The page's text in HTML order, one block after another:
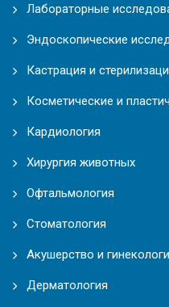
Лабораторные
Эндоскопические
Кастрация и
Косметические и
Кардиология
Хирургия животных
Офтальмология
Стоматология
Акушерство и
Дерматология